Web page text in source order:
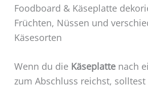
Foodboard & Käseplatte
Früchten, Nüssen und
Käsesorten
Wenn du die Käseplattenach
zum Abschluss reichst,